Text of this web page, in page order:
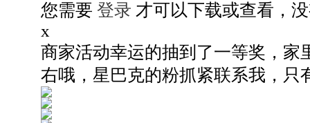
您需要 登录 才可以下载或查看，
x
商家活动幸运的抽到了一等奖，家
右哦，星巴克的粉抓紧联系我，只